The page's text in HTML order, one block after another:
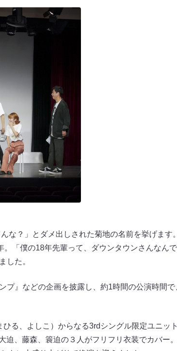
な？」とダメ出しされた菊地の名前を挙げます
「僕の18年先輩って、ダウンタウンさんなん
した。
プ』などの企画を披露し、約1時間の公演時間で
る、よしこ）からなる3rdシングル限定ユニット
迫、藤森、簑迫の３人がフリフリ衣装でカバー